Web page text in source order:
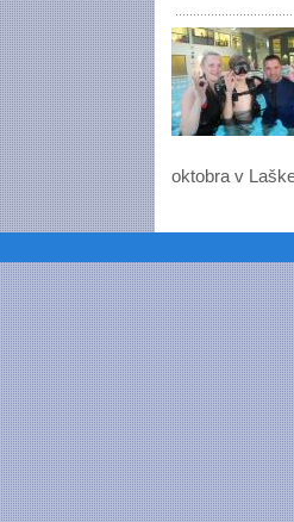
oktobra v